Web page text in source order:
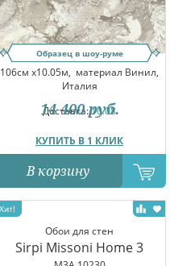
Образец в шоу-руме
106см x10.05м, материал Винил,
Италия
Доставка:10.08
КУПИТЬ В 1 КЛИК
14 400 руб.
В корзину
Обои для стен
Sirpi Missoni Home 3